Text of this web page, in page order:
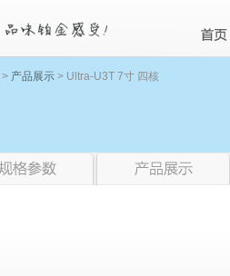
> 产品展示 > Ultra-U3T 7寸 四核